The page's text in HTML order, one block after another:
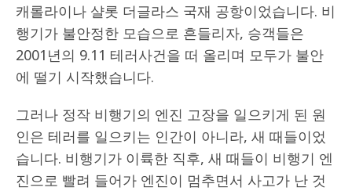
캐롤라이나 샬롯 더글라스 국재 공항이었습니다. 비
행기가 불안정한 모습으로 흔들리자, 승객들은
2001년의 9.11 테러사건을 떠 올리며 모두가 불안
에 떨기 시작했습니다.
그러나 정작 비행기의 엔진 고장을 일으키게 된 원
인은 테러를 일으키는 인간이 아니라, 새 때들이었
습니다. 비행기가 이륙한 직후, 새 때들이 비행기 엔
진으로 빨려 들어가 엔진이 멈추면서 사고가 난 것